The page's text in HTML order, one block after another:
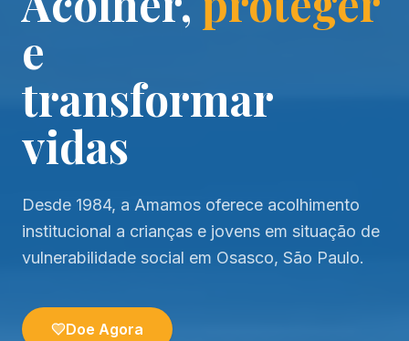
e
transformar
vidas
Desde 1984, a Amamos oferece acolhimento
institucional a crianças e jovens em situação de
vulnerabilidade social em Osasco, São Paulo.
Doe Agora